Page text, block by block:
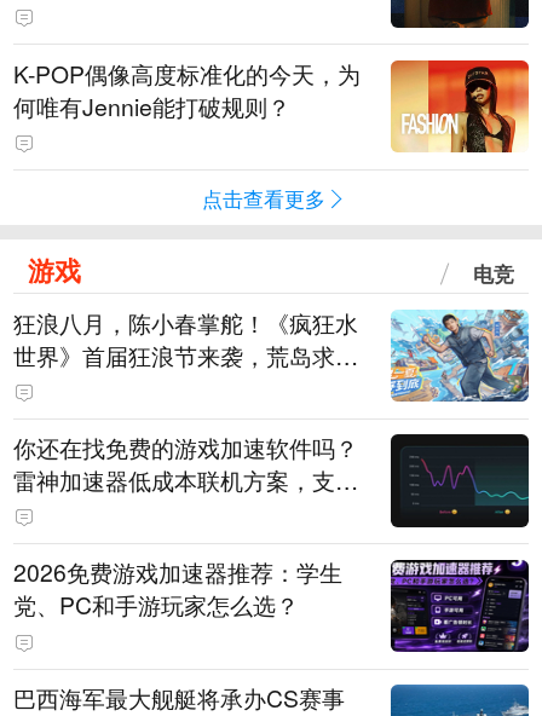
K-POP偶像高度标准化的今天，为
何唯有Jennie能打破规则？
点击查看更多
游戏 电竞
狂浪八月，陈小春掌舵！《疯狂水
世界》首届狂浪节来袭，荒岛求生
直播即将开启
你还在找免费的游戏加速软件吗？
雷神加速器低成本联机方案，支持
免费试用
2026免费游戏加速器推荐：学生
党、PC和手游玩家怎么选？
巴西海军最大舰艇将承办CS赛事